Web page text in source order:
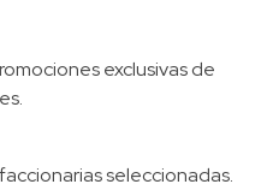
exclusivas de
seleccionadas.